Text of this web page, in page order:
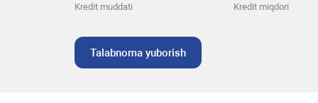
Kredit muddati Kredit miqdori
Talabnoma yuborish